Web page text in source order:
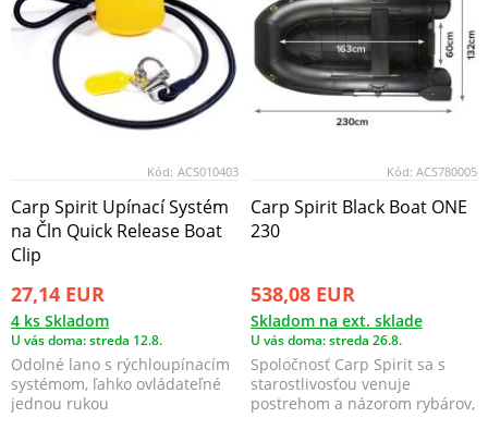
Kód: ACS010403
Carp Spirit Upínací Systém
na Čln Quick Release Boat
Clip
27,14 EUR
4 ks Skladom
U vás doma: streda 12.8.
Odolné lano s rýchloupínacím
systémom, ľahko ovládateľné
jednou rukou
Kód: ACS780005
Carp Spirit Black Boat ONE
230
538,08 EUR
Skladom na ext. sklade
U vás doma: streda 26.8.
Spoločnosť Carp Spirit sa s
starostlivosťou venuje
postrehom a názorom rybárov,